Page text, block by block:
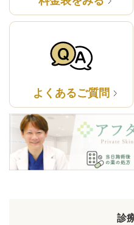
よくあるご質問
診